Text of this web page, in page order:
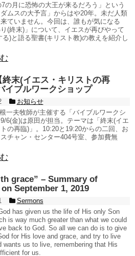
7の月に恐怖の大王が来るだろう」という
ダムスの大予言」からはや20年。未だ人類
ていません。今回は、誰もが気になる
り(終末)」について、イエスが再びやって
る)と語る聖書(キリスト教)の教えを紹介し
終末(イエス・キリストの再
イブルワークショップ
お知らせ
一夫牧師が主催する「バイブルワークシ
6(金)は原田が担当。テーマは「終末(イエ
の再臨)」。10:20と19:20からの二回、お
チャン・センター404号室、参加費無
grace” – Summary of
September 1, 2019
Sermons
has given us the life of His only Son
is way much greater than what we could
back to God. So all we can do is to give
for His love and grace, and try to live
wants us to live, remembering that His
for us.